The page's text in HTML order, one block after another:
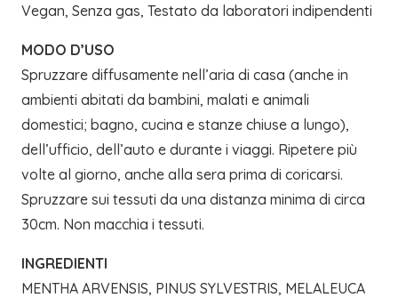
Vegan, Senza gas, Testato da laboratori indipendenti
MODO D’USO
Spruzzare diffusamente nell’aria di casa (anche in
ambienti abitati da bambini, malati e animali
domestici; bagno, cucina e stanze chiuse a lungo),
dell’ufficio, dell’auto e durante i viaggi. Ripetere più
volte al giorno, anche alla sera prima di coricarsi.
Spruzzare sui tessuti da una distanza minima di circa
30cm. Non macchia i tessuti.
INGREDIENTI
MENTHA ARVENSIS, PINUS SYLVESTRIS, MELALEUCA